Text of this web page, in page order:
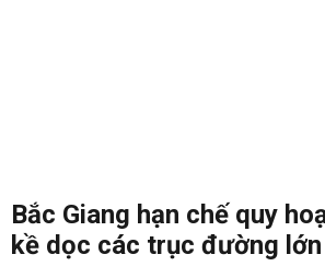
Bắc Giang hạn chế quy
kề dọc các trục đường lớn